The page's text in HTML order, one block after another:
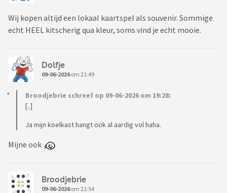
Wij kopen altijd een lokaal kaartspel als souvenir. Sommige
echt HEEL kitscherig qua kleur, soms vind je echt mooie.
Dolfje
09-06-2026om 21:49
Broodjebrie schreef op 09-06-2026 om 19:28:
[..]
Ja mijn koelkast hangt ook al aardig vol haha.
Mijne ook
Broodjebrie
09-06-2026om 21:54